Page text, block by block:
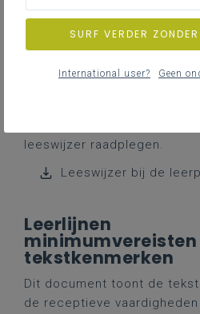
Hij bevat antwoorden op
geclusterd per rubriek:
algemene onderwerpen,
leeswijzer raadplegen.
Leeswijzer bij de
Leerlijnen
minimumvereisten
tekstkenmerken
Dit document toont de
de receptieve
SURF VERDER
International user? Geen